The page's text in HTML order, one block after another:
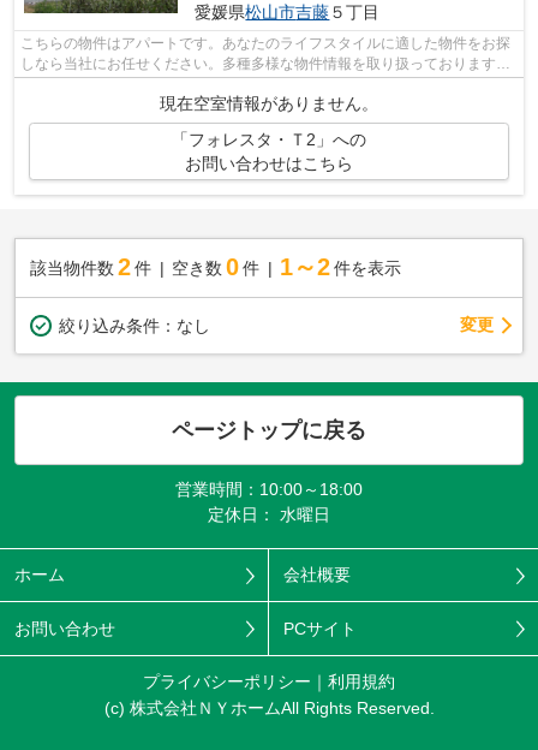
愛媛県松山市吉藤５丁目
こちらの物件はアパートです。あなたのライフスタイルに適した物件をお探
しなら当社にお任せください。多種多様な物件情報を取り扱っておりますの
現在空室情報がありません。
「フォレスタ・Ｔ2」への
お問い合わせはこちら
該当物件数 2件 空き数 0 件 1～2 件を表示
絞り込み条件： なし 変更
ページトップに戻る
営業時間：10:00～18:00
定休日： 水曜日
ホーム 会社概要
お問い合わせ PCサイト
プライバシーポリシー
利用規約
(c) 株式会社ＮＹホームAll Rights Reserved.